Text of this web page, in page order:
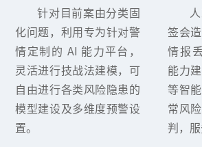
针对目前案由分类固
化问题，利用专为针对警
情定制的 AI 能力平台，
灵活进行技战法建模，可
自由进行各类风险隐患的
模型建设及多维度预警设
置。
签会
情报
能力
等智
常风
判，